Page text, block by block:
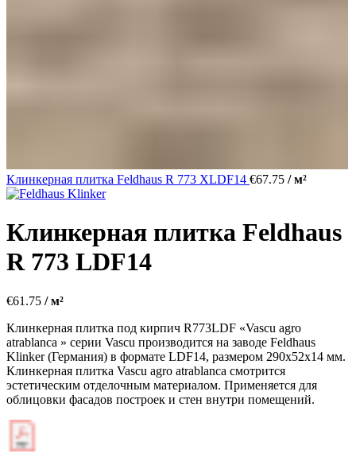
Клинкерная плитка Feldhaus R 773 XLDF14 €67.75 / м²
Клинкерная плитка Feldhaus
R 773 LDF14
€61.75 / м²
Клинкерная плитка под кирпич R773LDF «Vascu agro
atrablanca » серии Vascu производится на заводе Feldhaus
Klinker (Германия) в формате LDF14, размером 290х52х14 мм.
Клинкерная плитка Vascu agro atrablanca смотрится
эстетическим отделочным материалом. Применяется для
облицовки фасадов построек и стен внутри помещений.